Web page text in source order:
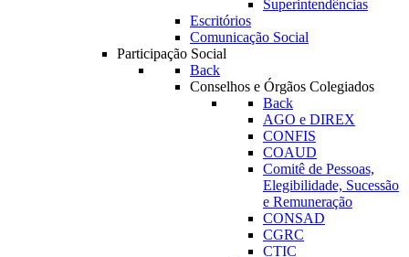
Superintendências
Escritórios
Comunicação Social
Participação Social
Back
Conselhos e Órgãos Colegiados
Back
AGO e DIREX
CONFIS
COAUD
Comitê de Pessoas,
Elegibilidade, Sucessão
e Remuneração
CONSAD
CGRC
CTIC